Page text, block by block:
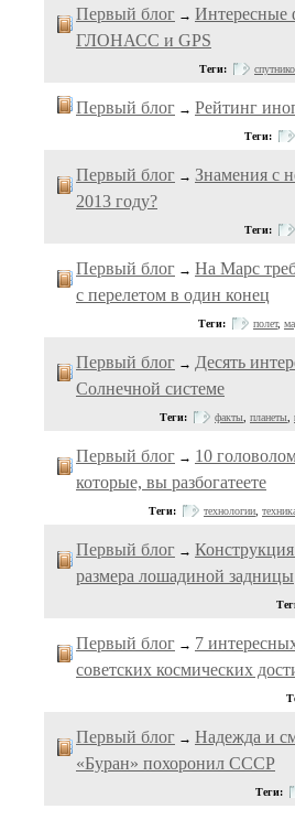
Первый блог → Интересные
ГЛОНАСС и GPS
Теги:
Первый блог → Рейтинг
Теги:
Первый блог → Знамения с
2013 году?
Теги:
Первый блог → На Марс
с перелетом в один конец
Теги: полет,
Первый блог → Десять
Солнечной системе
Теги: факты планеты
Первый блог → 10
которые, вы разбогатеете
Теги: технологии
Первый блог →
размера лошадиной задницы
Первый блог → 7
советских космических
Первый блог → Надежда и
«Буран» похоронил СССР
Теги: